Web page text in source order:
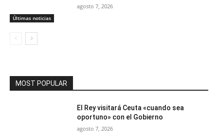
Últimas noticias
agosto 7, 2026
MOST POPULAR
El Rey visitará Ceuta «cuando sea
oportuno» con el Gobierno
agosto 7, 2026